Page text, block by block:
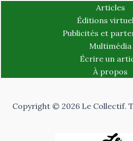
Articles
Éditions
Publicités et
Multimédia
Écrire un
À propos
Copyright © 2026 Le Collectif.